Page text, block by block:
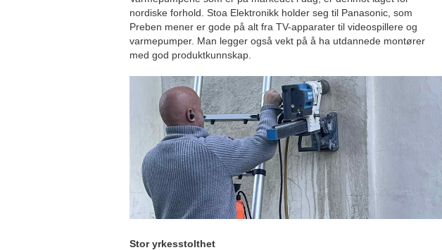
nordiske forhold. Stoa Elektronikk holder seg til Panasonic, som
Preben mener er gode på alt fra TV-apparater til videospillere og
varmepumper. Man legger også vekt på å ha utdannede montører
med god produktkunnskap.
Stor yrkesstolthet